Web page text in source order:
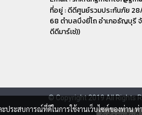
ที่อยู่ : ดีดีศูนย์รวมประกันภัย
68 ตำบลบึงยี่โถ อำเภอ​ธัญบุรี​
ดีดีมาร์เช่))
© Copyright 2019 All Rights
ประสบการณ์ที่ดีในการใช้งานเว็บไซต์ของท่าน